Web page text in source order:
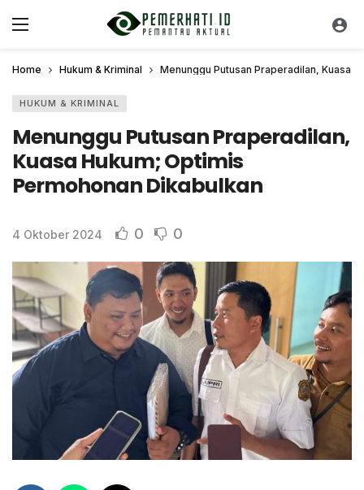
Home Hukum & Kriminal Menunggu Putusan Praperadilan, Kuasa
HUKUM & KRIMINAL
Menunggu Putusan Praperadilan,
Kuasa Hukum; Optimis
Permohonan Dikabulkan
4 Oktober 2024 0 0